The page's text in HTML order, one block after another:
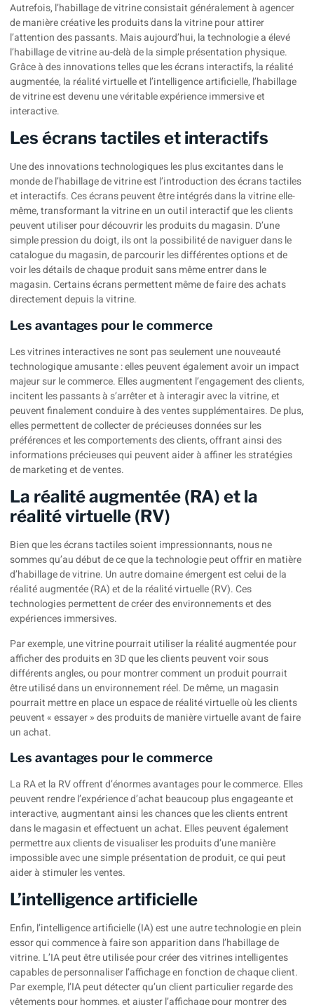
Autrefois, l’habillage de vitrine consistait généralement à agencer
de manière créative les produits dans la vitrine pour attirer
l’attention des passants. Mais aujourd’hui, la technologie a élevé
l’habillage de vitrine au-delà de la simple présentation physique.
Grâce à des innovations telles que les écrans interactifs, la réalité
augmentée, la réalité virtuelle et l’intelligence artificielle, l’habillage
de vitrine est devenu une véritable expérience immersive et
interactive.
Les écrans tactiles et interactifs
Une des innovations technologiques les plus excitantes dans le
monde de l’habillage de vitrine est l’introduction des écrans tactiles
et interactifs. Ces écrans peuvent être intégrés dans la vitrine elle-
même, transformant la vitrine en un outil interactif que les clients
peuvent utiliser pour découvrir les produits du magasin. D’une
simple pression du doigt, ils ont la possibilité de naviguer dans le
catalogue du magasin, de parcourir les différentes options et de
voir les détails de chaque produit sans même entrer dans le
magasin. Certains écrans permettent même de faire des achats
directement depuis la vitrine.
Les avantages pour le commerce
Les vitrines interactives ne sont pas seulement une nouveauté
technologique amusante : elles peuvent également avoir un impact
majeur sur le commerce. Elles augmentent l’engagement des clients,
incitent les passants à s’arrêter et à interagir avec la vitrine, et
peuvent finalement conduire à des ventes supplémentaires. De plus,
elles permettent de collecter de précieuses données sur les
préférences et les comportements des clients, offrant ainsi des
informations précieuses qui peuvent aider à affiner les stratégies
de marketing et de ventes.
La réalité augmentée (RA) et la
réalité virtuelle (RV)
Bien que les écrans tactiles soient impressionnants, nous ne
sommes qu’au début de ce que la technologie peut offrir en matière
d’habillage de vitrine. Un autre domaine émergent est celui de la
réalité augmentée (RA) et de la réalité virtuelle (RV). Ces
technologies permettent de créer des environnements et des
expériences immersives.
Par exemple, une vitrine pourrait utiliser la réalité augmentée pour
afficher des produits en 3D que les clients peuvent voir sous
différents angles, ou pour montrer comment un produit pourrait
être utilisé dans un environnement réel. De même, un magasin
pourrait mettre en place un espace de réalité virtuelle où les clients
peuvent « essayer » des produits de manière virtuelle avant de faire
un achat.
Les avantages pour le commerce
La RA et la RV offrent d’énormes avantages pour le commerce. Elles
peuvent rendre l’expérience d’achat beaucoup plus engageante et
interactive, augmentant ainsi les chances que les clients entrent
dans le magasin et effectuent un achat. Elles peuvent également
permettre aux clients de visualiser les produits d’une manière
impossible avec une simple présentation de produit, ce qui peut
aider à stimuler les ventes.
L’intelligence artificielle
Enfin, l’intelligence artificielle (IA) est une autre technologie en plein
essor qui commence à faire son apparition dans l’habillage de
vitrine. L’IA peut être utilisée pour créer des vitrines intelligentes
capables de personnaliser l’affichage en fonction de chaque client.
Par exemple, l’IA peut détecter qu’un client particulier regarde des